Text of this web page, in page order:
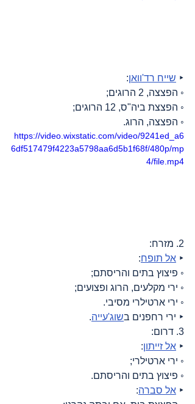
‣ שייח רד'וואן:
◦ הפצצה, 2 הרוגים;
◦ הפצצת ביה"ס, 12 הרוגים;
◦ הפצצה, הרוג.
https://video.wixstatic.com/video/9241ed_a6
6df517479f4223a5798aa6d5b1f68f/480p/mp
4/file.mp4
2. מזרח:
‣ אל תופח:
◦ פיצוץ בתים והריסתם;
◦ ירי מקלעים, הרוג ופצועים;
◦ ירי ארטילרי מסיבי.
‣ ירי רחפנים בשוג'עייה.
3. דרום:
‣ אל זייתון:
◦ ירי ארטילרי;
◦ פיצוץ בתים והריסתם.
‣ אל סברה: